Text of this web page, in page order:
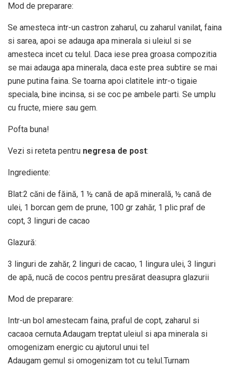
Mod de preparare:
Se amesteca intr-un castron zaharul, cu zaharul vanilat, faina
si sarea, apoi se adauga apa minerala si uleiul si se
amesteca incet cu telul. Daca iese prea groasa compozitia
se mai adauga apa minerala, daca este prea subtire se mai
pune putina faina. Se toarna apoi clatitele intr-o tigaie
speciala, bine incinsa, si se coc pe ambele parti. Se umplu
cu fructe, miere sau gem.
Pofta buna!
Vezi si reteta pentru negresa de post:
Ingrediente:
Blat:2 căni de făină, 1 ½ cană de apă minerală, ½ cană de
ulei, 1 borcan gem de prune, 100 gr zahăr, 1 plic praf de
copt, 3 linguri de cacao
Glazură:
3 linguri de zahăr, 2 linguri de cacao, 1 lingura ulei, 3 linguri
de apă, nucă de cocos pentru presărat deasupra glazurii
Mod de preparare:
Intr-un bol amestecam faina, praful de copt, zaharul si
cacaoa cernuta.Adaugam treptat uleiul si apa minerala si
omogenizam energic cu ajutorul unui tel
Adaugam gemul si omogenizam tot cu telul.Turnam